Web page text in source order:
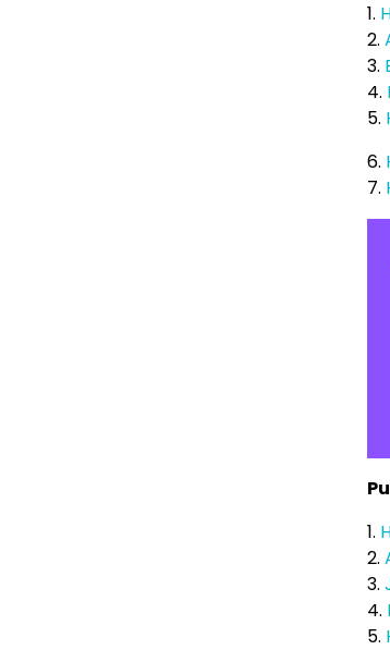
1.
2.
3.
4.
5.
6.
7.
1.
2.
3.
4.
5.